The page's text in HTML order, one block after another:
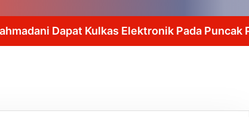
Dapat Kulkas Elektronik Pada